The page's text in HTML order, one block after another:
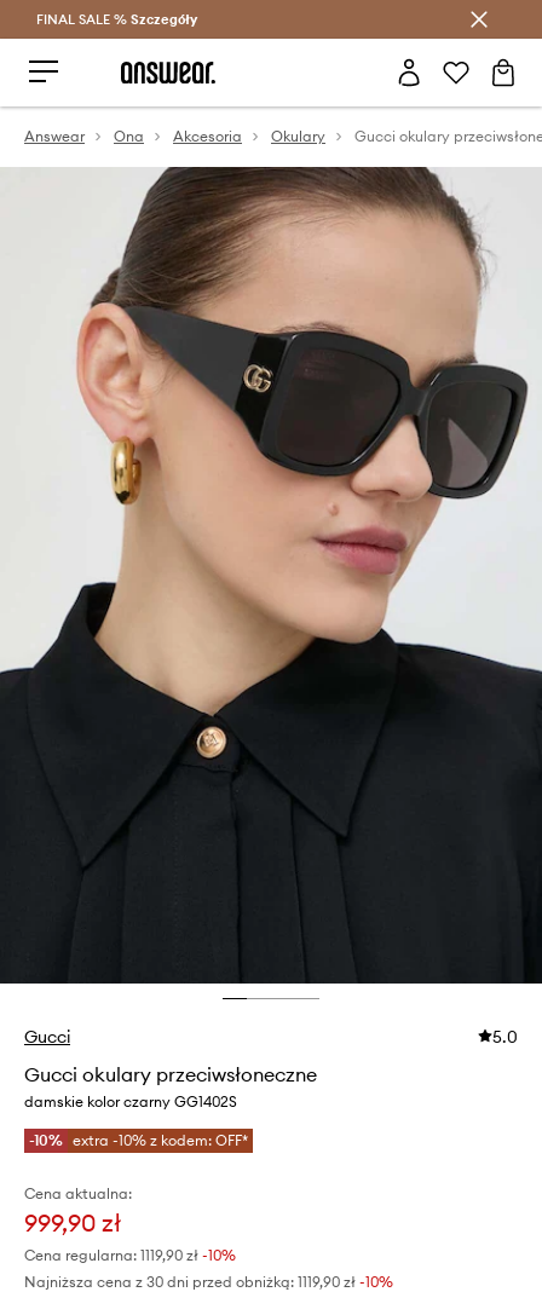
Oszczędzaj z Answear Club >
FINAL SALE % Szczegóły
Answear Ona Akcesoria Okulary Gucci okulary
Gucci 5.0
Gucci okulary przeciwsłoneczne
damskie kolor czarny GG1402S
-10% extra -10% z kodem: OFF*
Cena aktualna:
999,90 zł
Cena regularna: 1119,90 zł -10%
Najniższa cena z 30 dni przed obniżką: 1119,90 zł -10%